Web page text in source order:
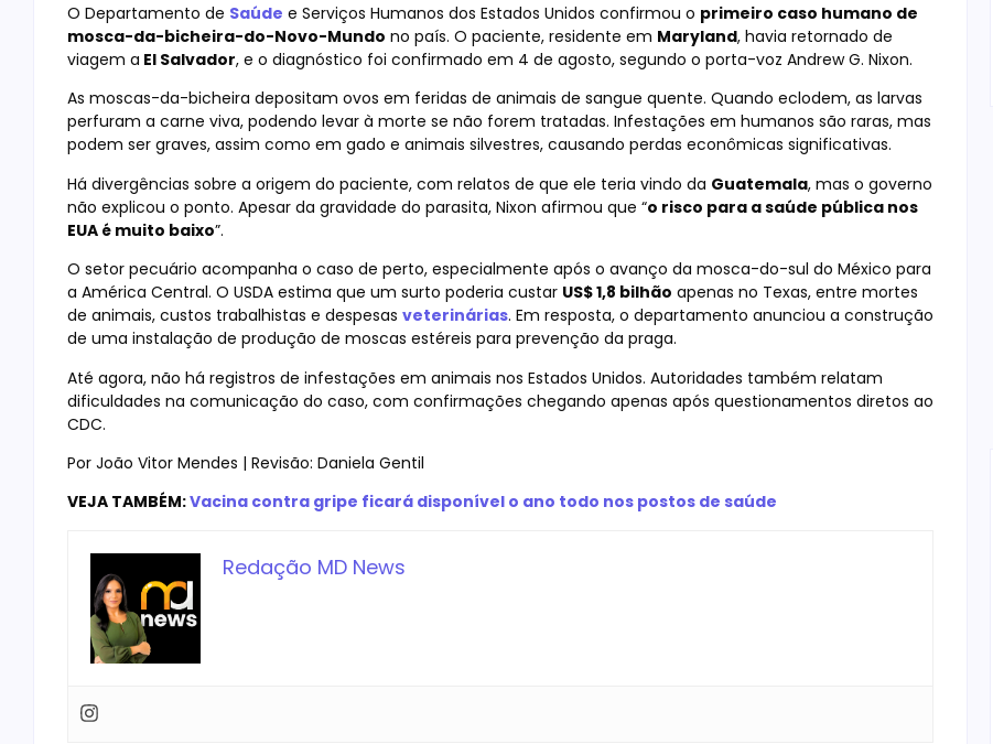
O Departamento de Saúde e Serviços Humanos dos Estados Unidos confirmou o primeiro caso humano de
mosca-da-bicheira-do-Novo-Mundo no país. O paciente, residente em Maryland, havia retornado de
viagem a El Salvador, e o diagnóstico foi confirmado em 4 de agosto, segundo o porta-voz Andrew G. Nixon.
As moscas-da-bicheira depositam ovos em feridas de animais de sangue quente. Quando eclodem, as larvas
perfuram a carne viva, podendo levar à morte se não forem tratadas. Infestações em humanos são raras, mas
podem ser graves, assim como em gado e animais silvestres, causando perdas econômicas significativas.
Há divergências sobre a origem do paciente, com relatos de que ele teria vindo da Guatemala, mas o governo
não explicou o ponto. Apesar da gravidade do parasita, Nixon afirmou que “o risco para a saúde pública nos
EUA é muito baixo”.
O setor pecuário acompanha o caso de perto, especialmente após o avanço da mosca-do-sul do México para
a América Central. O USDA estima que um surto poderia custar US$ 1,8 bilhão apenas no Texas, entre mortes
de animais, custos trabalhistas e despesas veterinárias. Em resposta, o departamento anunciou a construção
de uma instalação de produção de moscas estéreis para prevenção da praga.
Até agora, não há registros de infestações em animais nos Estados Unidos. Autoridades também relatam
dificuldades na comunicação do caso, com confirmações chegando apenas após questionamentos diretos ao
CDC.
Por João Vitor Mendes | Revisão: Daniela Gentil
VEJA TAMBÉM:Vacina contra gripe ficará disponível o ano todo nos postos de saúde
Redação MD News